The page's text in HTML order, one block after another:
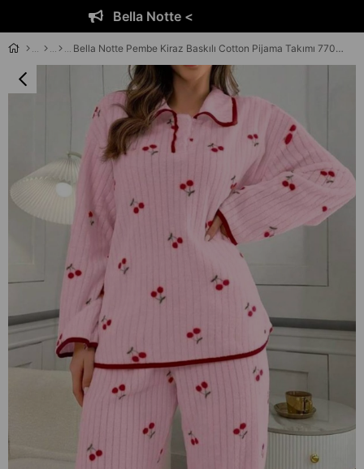
Bella Notte <
Bella Notte Pembe Kiraz Baskılı Cotton Pijama Takımı 77017